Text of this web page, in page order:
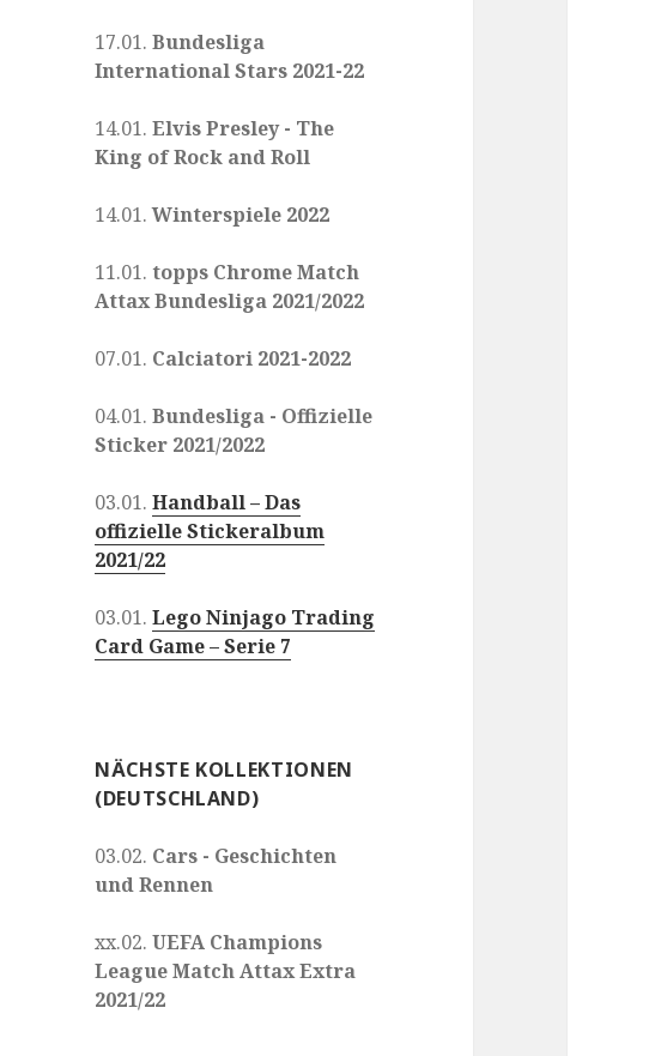
17.01.Bundesliga
International Stars 2021-22
14.01.Elvis Presley - The
King of Rock and Roll
14.01.Winterspiele 2022
11.01.topps Chrome Match
Attax Bundesliga 2021/2022
07.01. Calciatori 2021-2022
04.01.Bundesliga - Offizielle
Sticker 2021/2022
03.01.Handball – Das
offizielle Stickeralbum
2021/22
03.01.Lego Ninjago Trading
Card Game – Serie 7
NÄCHSTE KOLLEKTIONEN
(DEUTSCHLAND)
03.02. Cars - Geschichten
und Rennen
xx.02.UEFA Champions
League Match Attax Extra
2021/22